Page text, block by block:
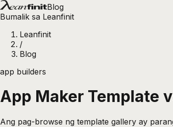
Blog
Bumalik sa Leanfinit
Leanfinit
/
Blog
app builders
App Maker Template
Ang pag-browse ng template gallery ay